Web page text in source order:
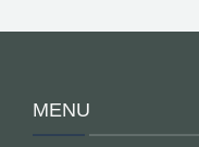
MENU